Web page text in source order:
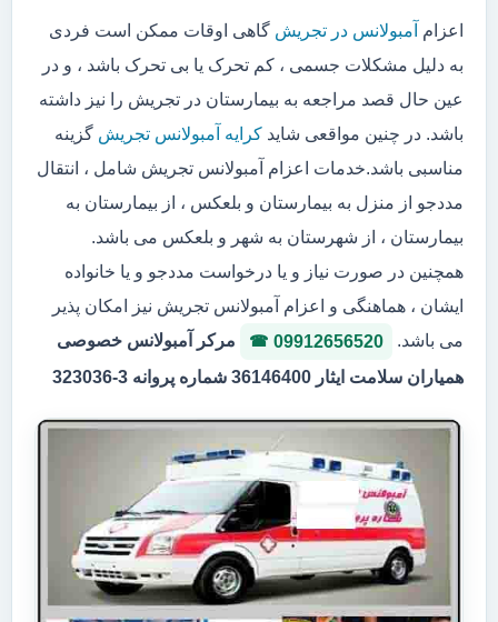
اعزام آمبولانس در تجریش گاهی اوقات ممکن است فردی
به دلیل مشکلات جسمی ، کم تحرک یا بی تحرک باشد ، و در
عین حال قصد مراجعه به بیمارستان در تجریش را نیز داشته
باشد. در چنین مواقعی شاید کرایه آمبولانس تجریش گزینه
مناسبی باشد.خدمات اعزام آمبولانس تجریش شامل ، انتقال
مددجو از منزل به بیمارستان و بلعکس ، از بیمارستان به
بیمارستان ، از شهرستان به شهر و بلعکس می باشد.
همچنین در صورت نیاز و یا درخواست مددجو و یا خانواده
ایشان ، هماهنگی و اعزام آمبولانس تجریش نیز امکان پذیر
می باشد.
09912656520
مرکر آمبولانس خصوصی
همیاران سلامت ایثار 36146400 شماره پروانه 3-323036